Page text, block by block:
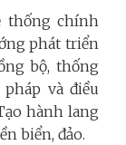
thống chính
phát triển
bộ, thống
và điều
hành lang
biển, đảo.